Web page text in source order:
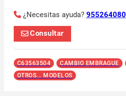
¿Necesitas ayuda? 955264080
Consultar
C63563504 CAMBIO EMBRAGUE
OTROS... MODELOS